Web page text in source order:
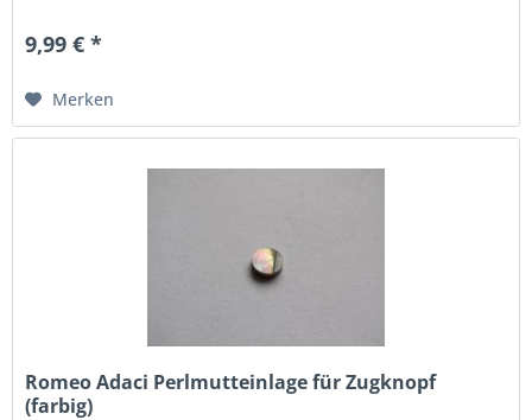
9,99 € *
Merken
Romeo Adaci Perlmutteinlage für Zugknopf
(farbig)